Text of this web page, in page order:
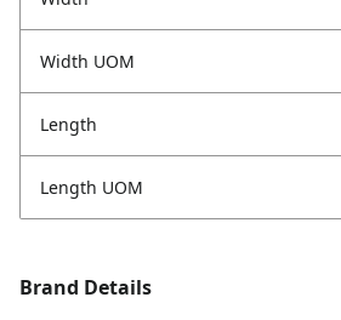
Width UOM
Length
Length UOM
Brand Details